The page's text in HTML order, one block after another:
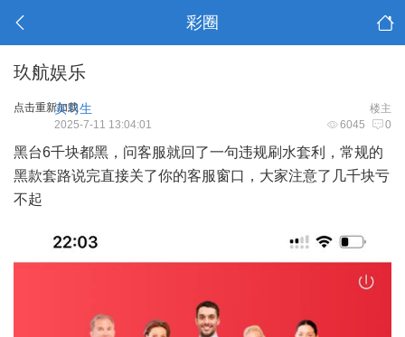
彩圈
玖航娱乐
点击重新加载 楼主
实习生
6045 0
2025-7-11 13:04:01
黑台6千块都黑，问客服就回了一句违规刷水套利，常规的
黑款套路说完直接关了你的客服窗口，大家注意了几千块亏
不起